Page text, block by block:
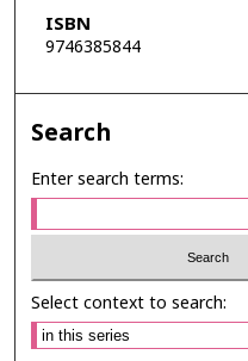
ISBN
9746385844
Search
Enter search terms:
Select context to search: